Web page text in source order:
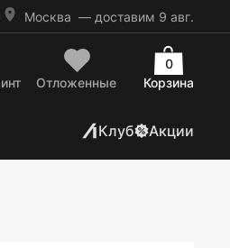
Москва — доставим 9 авг.
Отложенные Корзина
0
Клуб Акции